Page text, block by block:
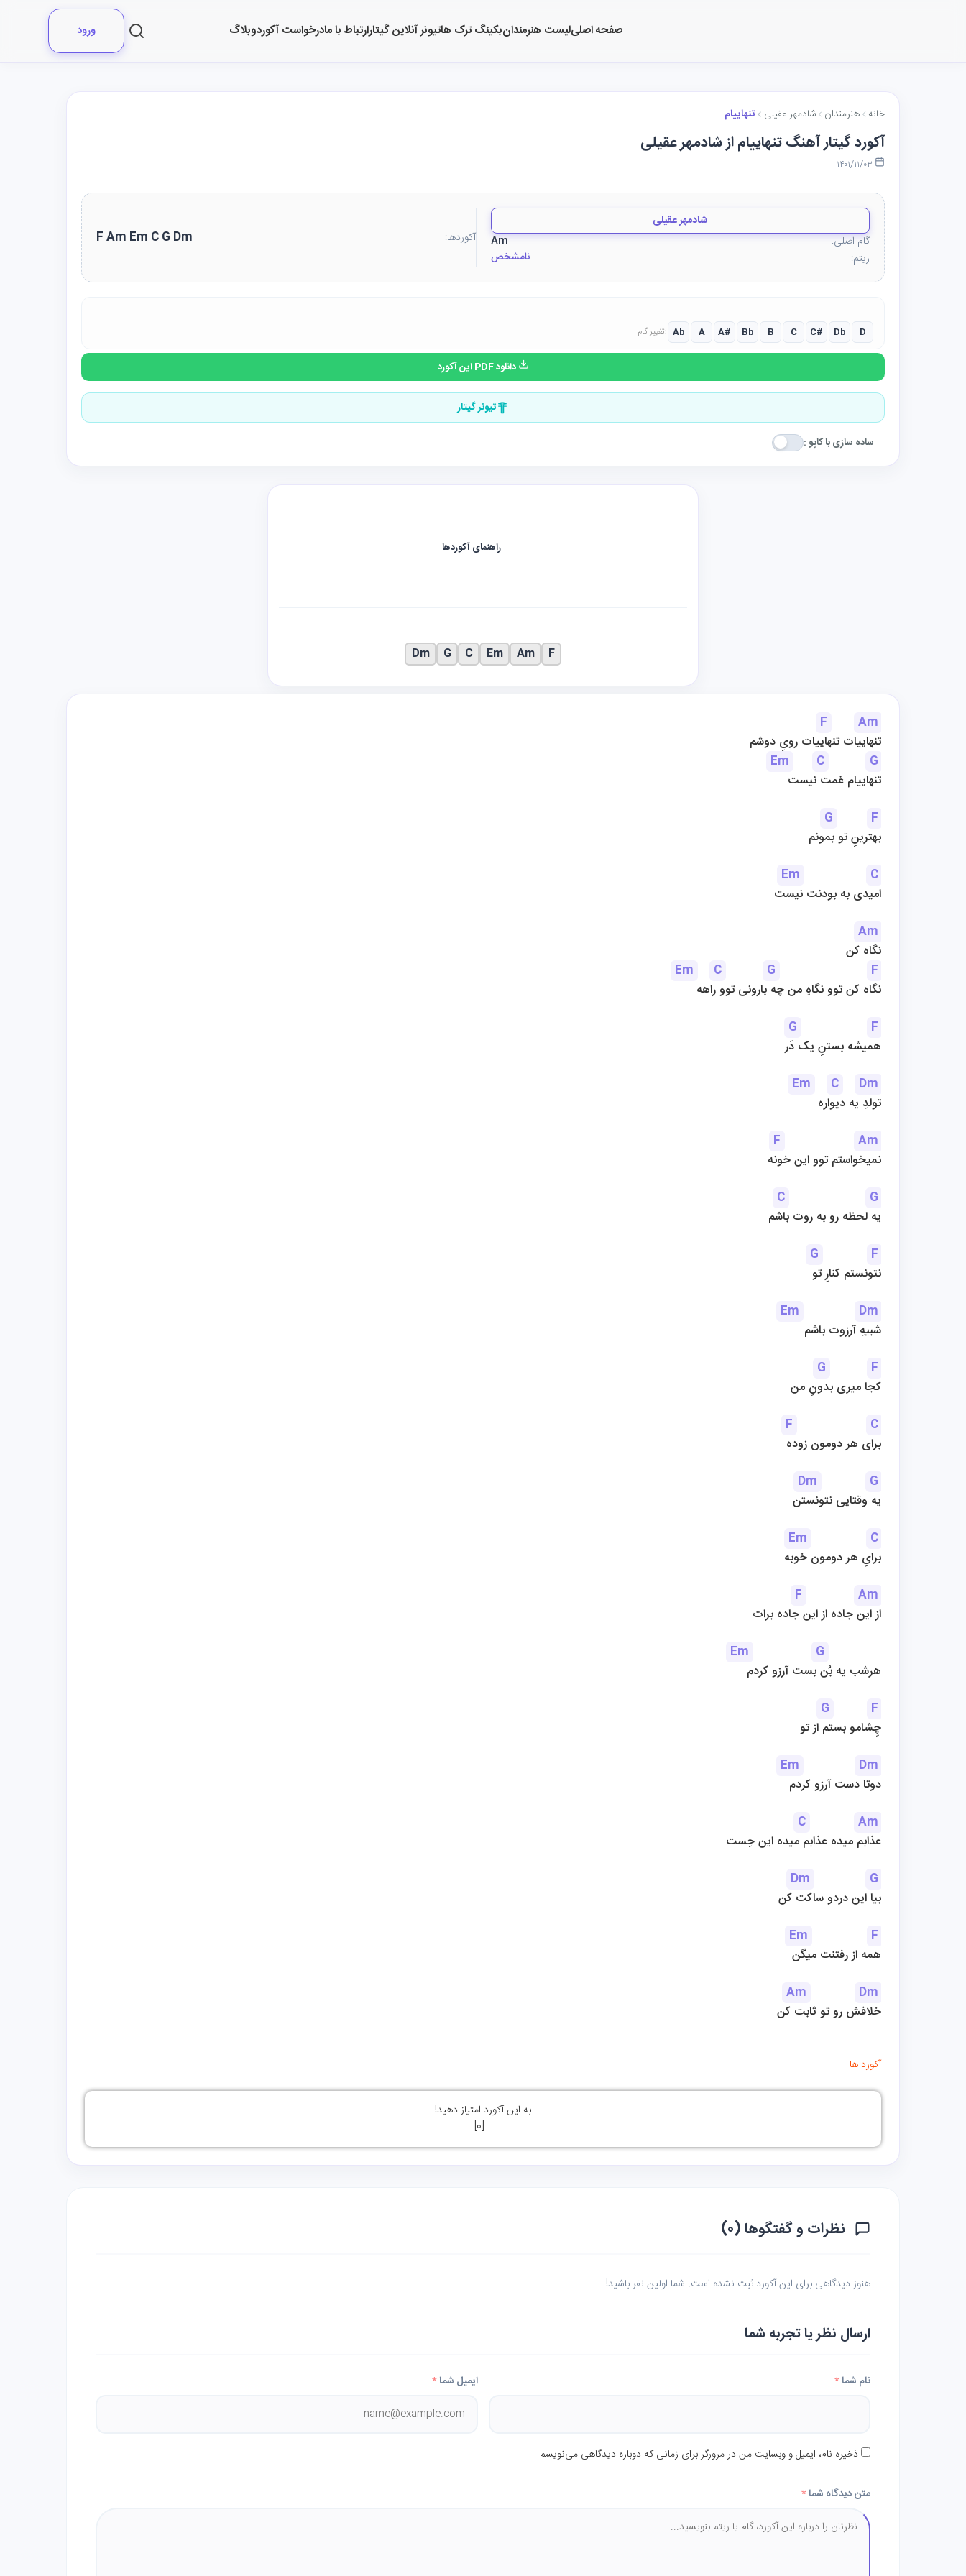
صفحه اصلیلیست هنرمندانبکینگ ترک هاتیونر آنلاین گیتارارتباط با مادرخواست آکوردوبلاگ ورود
خانه هنرمندان شادمهر عقیلی تنهاییام
آکورد گیتار آهنگ تنهاییام از شادمهر عقیلی
شادمهر عقیلی
گام اصلی:
Am
ریتم:
نامشخص
آکوردها: F Am Em C G Dm
تغییر گام: Ab A A# Bb B C C# Db D
دانلود PDF این آکورد
تیونر گیتار
ساده سازی با کاپو :
F
Am
تنهاییات تنهاییات رویِ دوشم
Em
C
G
تنهاییام غمت نیست
G
F
بهترینِ تو بمونم
Em
C
امیدی به بودنت نیست
Am
نگاه کن
Em
C G
F
نگاه کن توو نگاهِ من چه بارونی توو راهه
G
F
همیشه بستنِ یک دَر
Em
C
Dm
تولدِ یه دیواره
F
Am
نمیخواستم توو این خونه
C
G
یه لحظه رو به روت باشم
G
F
نتونستم کنارِ تو
Em
Dm
شبیهِ آرزوت باشم
G
F
کجا میری بدونِ من
F
C
برای هر دومون زوده
Dm
G
یه وقتایی نتونستن
Em
C
برایِ هر دومون خوبه
F
Am
از این جاده از این جاده برات
Em
G
هرشب یه بُن بست آرزو کردم
G
F
چِشامو بستم از تو
Em
Dm
دوتا دست آرزو کردم
C
Am
عذابم میده عذابم میده این حِست
Dm
G
بیا این دردو ساکت کن
Em
F
همه از رفتنت میگن
Am
Dm
خلافش رو تو ثابت کن
آکورد ها
به این آکورد امتیاز دهید!
[
0
]
راهنمای آکوردها
F
Am
Em
C
G
Dm
نظرات و گفتگوها (۰)
هنوز دیدگاهی برای این آکورد ثبت نشده است. شما اولین نفر باشید!
ارسال نظر یا تجربه شما
نام شما* ایمیل شما*
ذخیره نام، ایمیل و وبسایت من در مرورگر برای زمانی که دوباره دیدگاهی می‌نویسم.
متن دیدگاه شما*